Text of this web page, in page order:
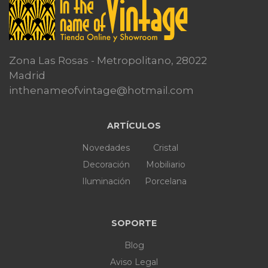
Zona Las Rosas - Metropolitano, 28022
Madrid
inthenameofvintage@hotmail.com
ARTÍCULOS
Novedades
Decoración
Iluminación
Cristal
Mobiliario
Porcelana
SOPORTE
Blog
Aviso Legal